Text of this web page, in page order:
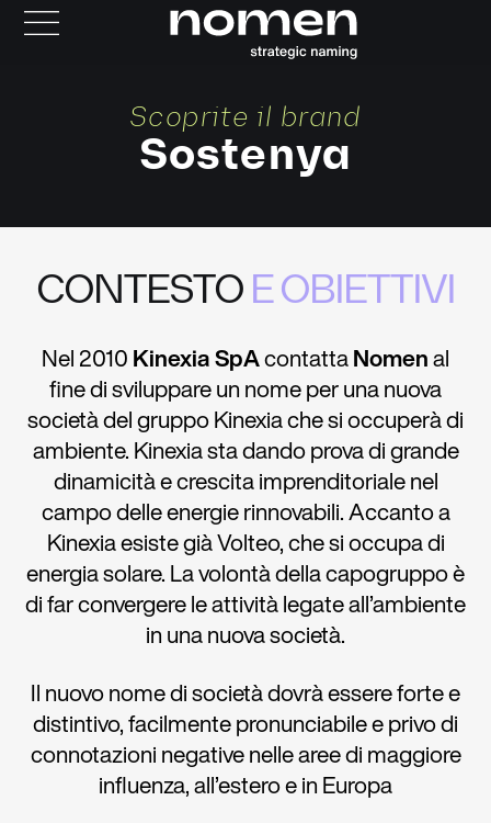
Scoprite il brand
Sostenya
CONTESTO E OBIETTIVI
Nel 2010Kinexia SpAcontattaNomenal
fine di sviluppare un nome per una nuova
società del gruppo Kinexia che si occuperà di
ambiente. Kinexia sta dando prova di grande
dinamicità e crescita imprenditoriale nel
campo delle energie rinnovabili. Accanto a
Kinexia esiste già Volteo, che si occupa di
energia solare. La volontà della capogruppo è
di far convergere le attività legate all’ambiente
in una nuova società.
Il nuovo nome di società dovrà essere forte e
distintivo, facilmente pronunciabile e privo di
connotazioni negative nelle aree di maggiore
influenza, all’estero e in Europa